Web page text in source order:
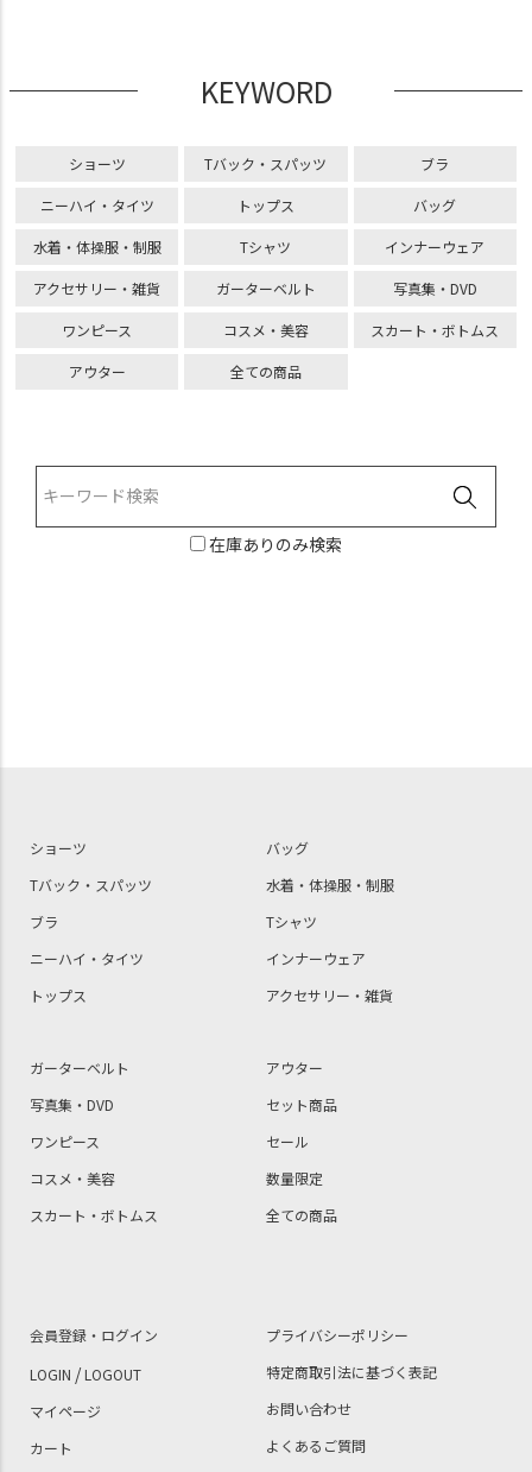
KEYWORD
ショーツ Tバック・スパッツ ブラ
ニーハイ・タイツ トップス バッグ
水着・体操服・制服 Tシャツ インナーウェア
アクセサリー・雑貨 ガーターベルト 写真集・DVD
ワンピース コスメ・美容 スカート・ボトムス
アウター 全ての商品
在庫ありのみ検索
ショーツ
Tバック・スパッツ
ブラ
ニーハイ・タイツ
トップス
バッグ
水着・体操服・制服
Tシャツ
インナーウェア
アクセサリー・雑貨
ガーターベルト
写真集・DVD
ワンピース
コスメ・美容
スカート・ボトムス
アウター
セット商品
セール
数量限定
全ての商品
会員登録・ログイン
LOGIN /LOGOUT
マイページ
カート
プライバシーポリシー
特定商取引法に基づく表記
お問い合わせ
よくあるご質問